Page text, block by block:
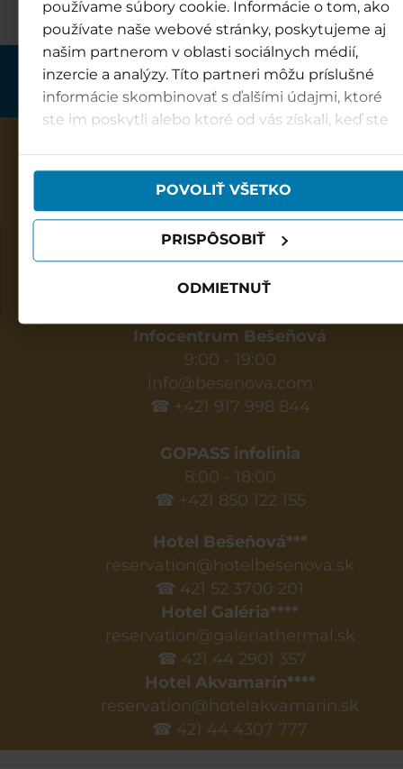
používame súbory cookie. Informácie o tom, ako
používate naše webové stránky, poskytujeme aj
našim partnerom v oblasti sociálnych médií,
inzercie a analýzy. Títo partneri môžu príslušné
informácie skombinovať s ďalšími údajmi, ktoré
ste im poskytli alebo ktoré od vás získali, keď ste
POVOLIŤ VŠETKO
PRISPÔSOBIŤ
ODMIETNUŤ
Park wodny Besenova
Codziennie: 9:00 - 20:00
Infocentrum Bešeňová
9:00 - 19:00
info@besenova.com
☎ +421 917 998 844
GOPASS infolinia
8:00 - 18:00
☎ +421 850 122 155
Hotel Bešeňová***
reservation@hotelbesenova.sk
☎ 421 52 3700 201
Hotel Galéria****
reservation@galeriathermal.sk
☎ 421 44 2901 357
Hotel Akvamarín****
reservation@hotelakvamarin.sk
☎ 421 44 4307 777